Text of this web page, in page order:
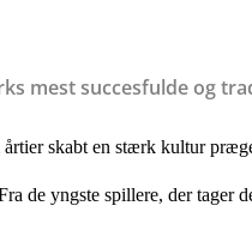
mest succesfulde og
skabt en stærk kultur
de yngste spillere, der